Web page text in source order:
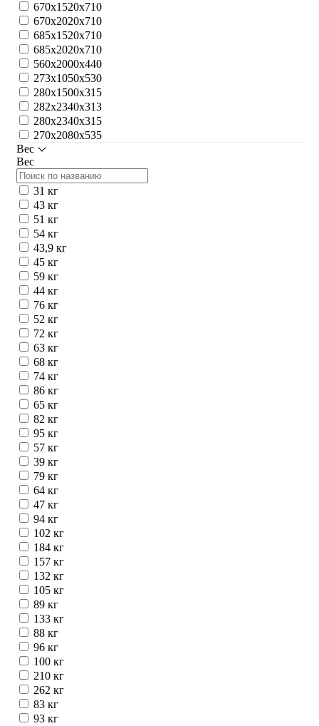
670х1520х710
670х2020х710
685х1520х710
685х2020х710
560х2000х440
273х1050х530
280х1500х315
282х2340х313
280x2340x315
270х2080х535
Вес
Вес
31 кг
43 кг
51 кг
54 кг
43,9 кг
45 кг
59 кг
44 кг
76 кг
52 кг
72 кг
63 кг
68 кг
74 кг
86 кг
65 кг
82 кг
95 кг
57 кг
39 кг
79 кг
64 кг
47 кг
94 кг
102 кг
184 кг
157 кг
132 кг
105 кг
89 кг
133 кг
88 кг
96 кг
100 кг
210 кг
262 кг
83 кг
93 кг